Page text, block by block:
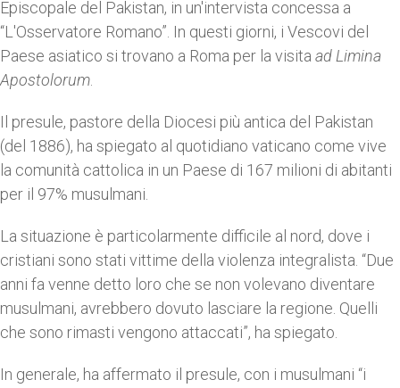
Episcopale del Pakistan, in un'intervista concessa a
“L'Osservatore Romano”. In questi giorni, i Vescovi del
Paese asiatico si trovano a Roma per la visita ad Limina
Apostolorum
Il presule, pastore della Diocesi più antica del Pakistan
(del 1886), ha spiegato al quotidiano vaticano come vive
la comunità cattolica in un Paese di 167 milioni di abitanti
per il 97% musulmani.
La situazione è particolarmente difficile al nord, dove i
cristiani sono stati vittime della violenza integralista. “Due
anni fa venne detto loro che se non volevano diventare
musulmani, avrebbero dovuto lasciare la regione. Quelli
che sono rimasti vengono attaccati”, ha spiegato.
In generale, ha affermato il presule, con i musulmani “i